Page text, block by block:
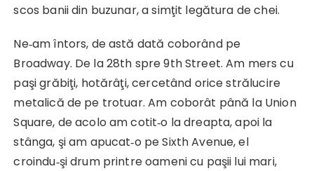
scos banii din buzunar, a simţit legătura de chei.
Ne‑am întors, de astă dată coborând pe
Broadway. De la 28th spre 9th Street. Am mers cu
paşi grăbiţi, hotărâţi, cerce­tând orice strălucire
metalică de pe trotuar. Am coborât până la Union
Square, de acolo am cotit‑o la dreapta, apoi la
stânga, şi am apucat‑o pe Sixth Avenue, el
croindu‑şi drum printre oameni cu paşii lui mari,